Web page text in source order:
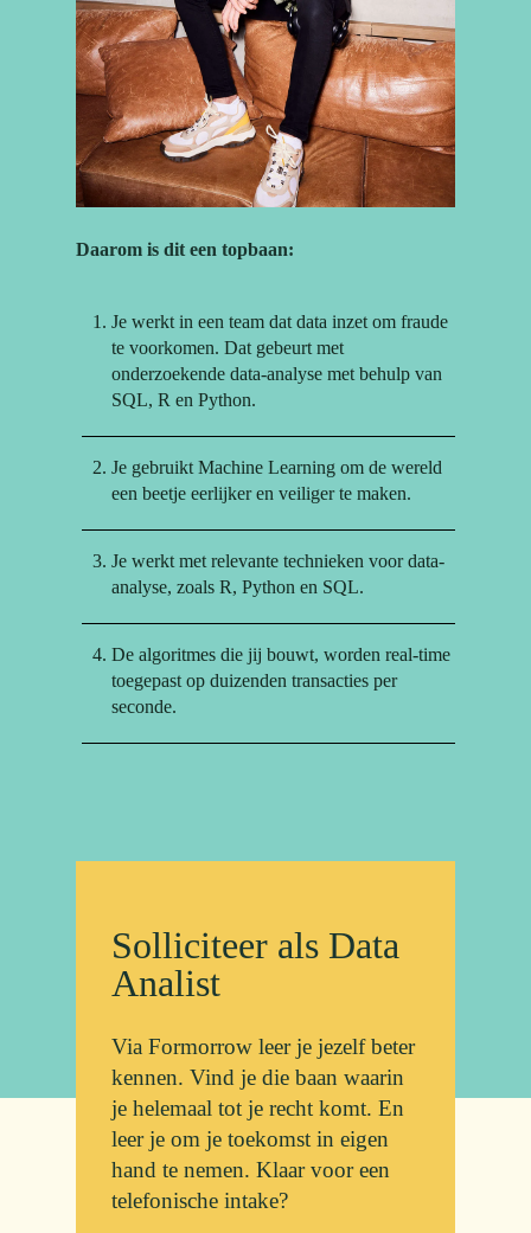
Daarom is dit een topbaan:
Je werkt in een team dat data inzet om fraude
te voorkomen. Dat gebeurt met
onderzoekende data-analyse met behulp van
SQL, R en Python.
Je gebruikt Machine Learning om de wereld
een beetje eerlijker en veiliger te maken.
Je werkt met relevante technieken voor data-
analyse, zoals R, Python en SQL.
De algoritmes die jij bouwt, worden real-time
toegepast op duizenden transacties per
seconde.
Solliciteer als Data
Analist
Via Formorrow leer je jezelf beter
kennen. Vind je die baan waarin
je helemaal tot je recht komt. En
leer je om je toekomst in eigen
hand te nemen. Klaar voor een
telefonische intake?